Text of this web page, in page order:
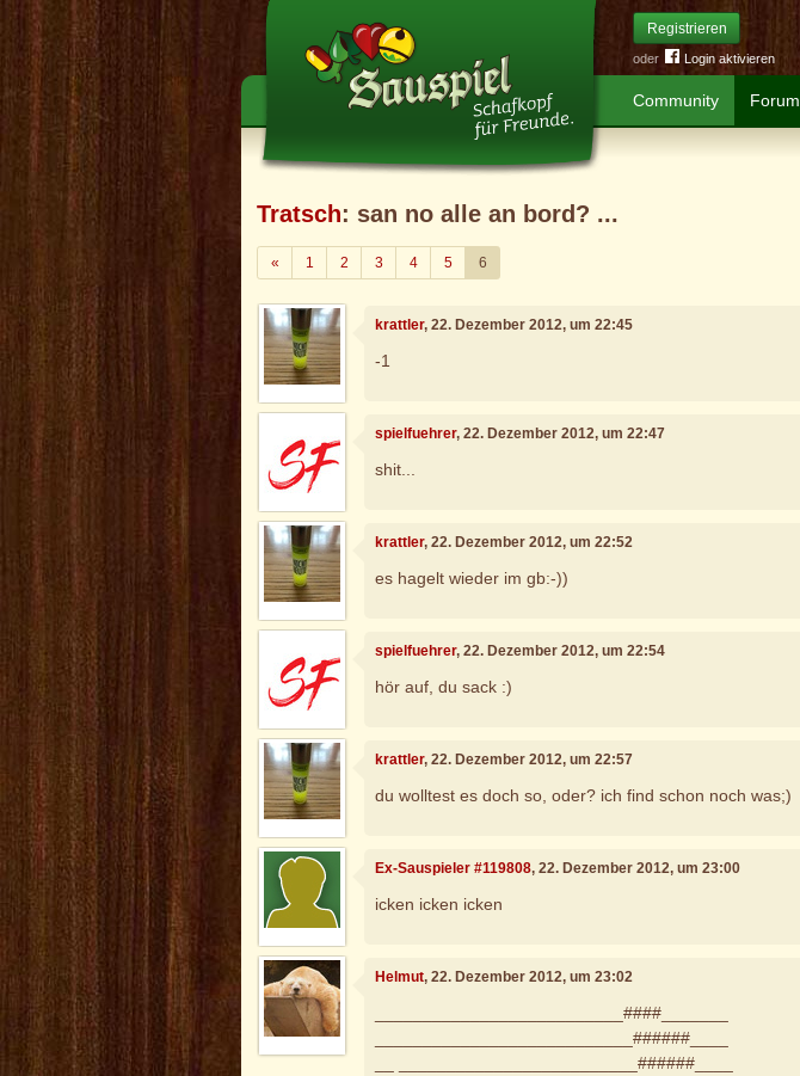
Registrieren
oder Login aktivieren
Community Forum
Tratsch: san no alle an bord? ...
«Zurück
1 2 3 4 5 6
krattler, 22. Dezember 2012, um 22:45
-1
spielfuehrer, 22. Dezember 2012, um 22:47
shit...
krattler, 22. Dezember 2012, um 22:52
es hagelt wieder im gb:-))
spielfuehrer, 22. Dezember 2012, um 22:54
hör auf, du sack :)
krattler, 22. Dezember 2012, um 22:57
du wolltest es doch so, oder? ich find schon noch was;)
Ex-Sauspieler #119808, 22. Dezember 2012, um 23:00
icken icken icken
Helmut, 22. Dezember 2012, um 23:02
__________________________####_______
___________________________######____
__ _________________________######____